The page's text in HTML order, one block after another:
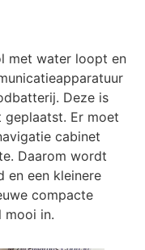
met water loopt en
Deze is
Er moet
cabinet
Daarom wordt
en een kleinere
compacte
mooi in.